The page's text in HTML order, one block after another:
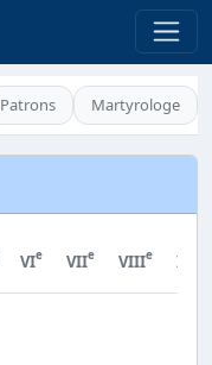
Patrons Martyrologe
VIe VIIe VIIIe IX